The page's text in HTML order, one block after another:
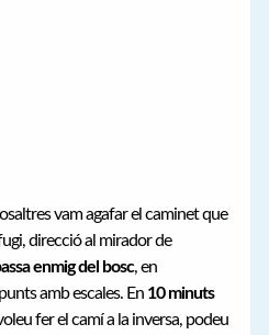
vam agafar el caminet que
direcció al mirador de
enmig del bosc, en
amb escales. En 10 minuts
fer el camí a la inversa, podeu